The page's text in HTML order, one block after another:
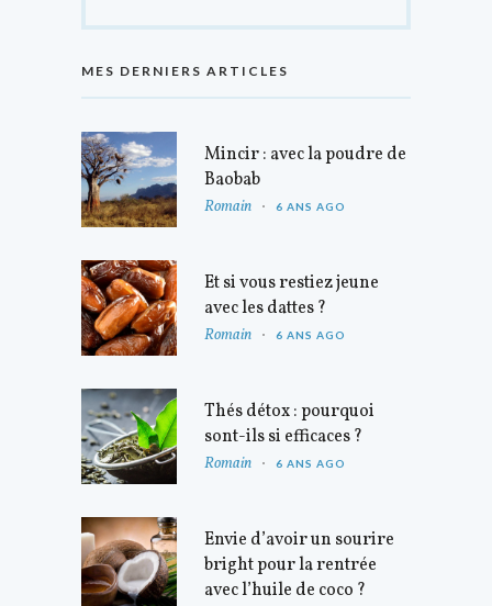
MES DERNIERS ARTICLES
Mincir : avec la poudre de
Baobab
Romain 6 ANS AGO
Et si vous restiez jeune
avec les dattes ?
Romain 6 ANS AGO
Thés détox : pourquoi
sont-ils si efficaces ?
Romain 6 ANS AGO
Envie d’avoir un sourire
bright pour la rentrée
avec l’huile de coco ?